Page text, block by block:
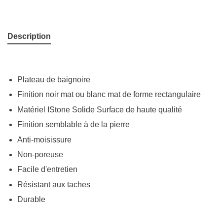
Description
Plateau de baignoire
Finition noir mat ou blanc mat de forme rectangulaire
Matériel IStone Solide Surface de haute qualité
Finition semblable à de la pierre
Anti-moisissure
Non-poreuse
Facile d'entretien
Résistant aux taches
Durable